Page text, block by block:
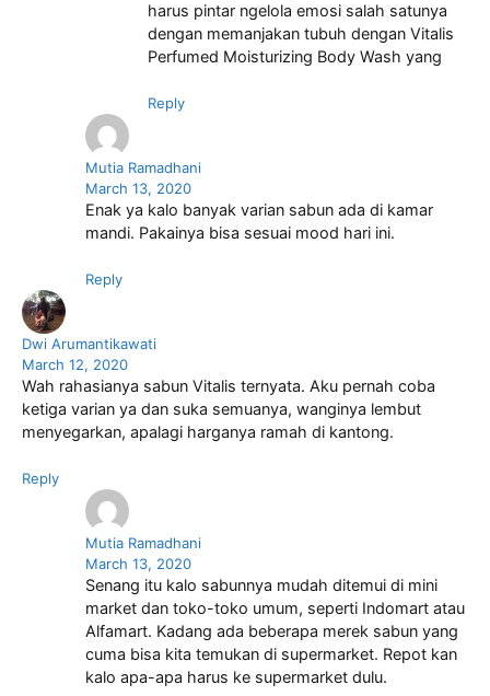
harus pintar ngelola emosi salah satunya
dengan memanjakan tubuh dengan Vitalis
Perfumed Moisturizing Body Wash yang
Reply
Mutia Ramadhani
March 13, 2020
Enak ya kalo banyak varian sabun ada di kamar
mandi. Pakainya bisa sesuai mood hari ini.
Reply
Dwi Arumantikawati
March 12, 2020
Wah rahasianya sabun Vitalis ternyata. Aku pernah coba
ketiga varian ya dan suka semuanya, wanginya lembut
menyegarkan, apalagi harganya ramah di kantong.
Reply
Mutia Ramadhani
March 13, 2020
Senang itu kalo sabunnya mudah ditemui di mini
market dan toko-toko umum, seperti Indomart atau
Alfamart. Kadang ada beberapa merek sabun yang
cuma bisa kita temukan di supermarket. Repot kan
kalo apa-apa harus ke supermarket dulu.